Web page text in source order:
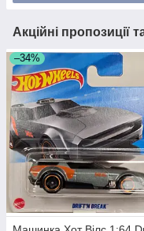
Акційні пропозиції
–34%